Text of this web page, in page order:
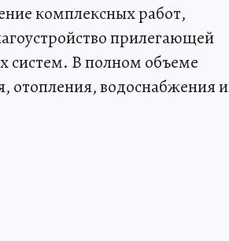
комплексных работ,
прилегающей
систем. В полном объеме
отопления, водоснабжения и